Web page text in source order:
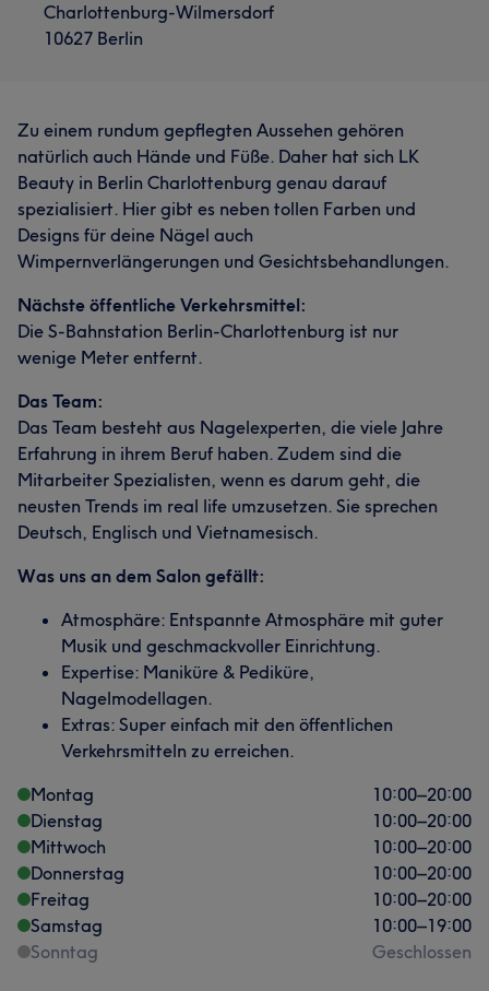
Charlottenburg-Wilmersdorf
10627 Berlin
Zu einem rundum gepflegten Aussehen gehören
natürlich auch Hände und Füße. Daher hat sich LK
Beauty in Berlin Charlottenburg genau darauf
spezialisiert. Hier gibt es neben tollen Farben und
Designs für deine Nägel auch
Wimpernverlängerungen und Gesichtsbehandlungen.
Nächste öffentliche Verkehrsmittel:
Die S-Bahnstation Berlin-Charlottenburg ist nur
wenige Meter entfernt.
Das Team:
Das Team besteht aus Nagelexperten, die viele Jahre
Erfahrung in ihrem Beruf haben. Zudem sind die
Mitarbeiter Spezialisten, wenn es darum geht, die
neusten Trends im real life umzusetzen. Sie sprechen
Deutsch, Englisch und Vietnamesisch.
Was uns an dem Salon gefällt:
Atmosphäre: Entspannte Atmosphäre mit guter
Musik und geschmackvoller Einrichtung.
Expertise: Maniküre & Pediküre,
Nagelmodellagen.
Extras: Super einfach mit den öffentlichen
Verkehrsmitteln zu erreichen.
Montag
10:00–20:00
Dienstag
10:00–20:00
Mittwoch
10:00–20:00
Donnerstag
10:00–20:00
Freitag
10:00–20:00
Samstag
10:00–19:00
Sonntag
Geschlossen